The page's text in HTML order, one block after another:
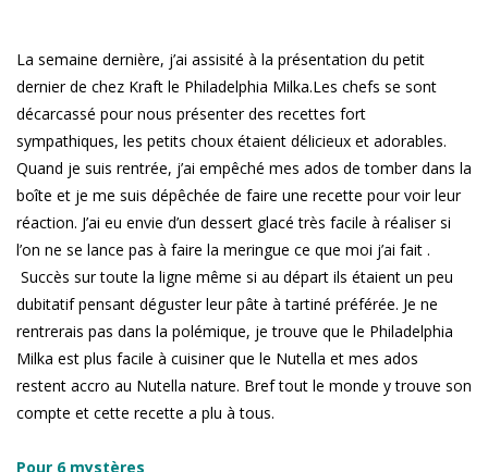
La semaine dernière, j’ai assisité à la présentation du petit
dernier de chez Kraft le Philadelphia Milka.Les chefs se sont
décarcassé pour nous présenter des recettes fort
sympathiques, les petits choux étaient délicieux et adorables.
Quand je suis rentrée, j’ai empêché mes ados de tomber dans la
boîte et je me suis dépêchée de faire une recette pour voir leur
réaction. J’ai eu envie d’un dessert glacé très facile à réaliser si
l’on ne se lance pas à faire la meringue ce que moi j’ai fait .
Succès sur toute la ligne même si au départ ils étaient un peu
dubitatif pensant déguster leur pâte à tartiné préférée. Je ne
rentrerais pas dans la polémique, je trouve que le Philadelphia
Milka est plus facile à cuisiner que le Nutella et mes ados
restent accro au Nutella nature. Bref tout le monde y trouve son
compte et cette recette a plu à tous.
Pour 6 mystères